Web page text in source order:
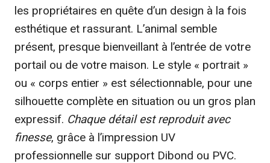
les propriétaires en quête d’un design à la fois
esthétique et rassurant. L’animal semble
présent, presque bienveillant à l’entrée de votre
portail ou de votre maison. Le style « portrait »
ou « corps entier » est sélectionnable, pour une
silhouette complète en situation ou un gros plan
expressif. Chaque détail est reproduit avec
finesse, grâce à l’impression UV
professionnelle sur support Dibond ou PVC.